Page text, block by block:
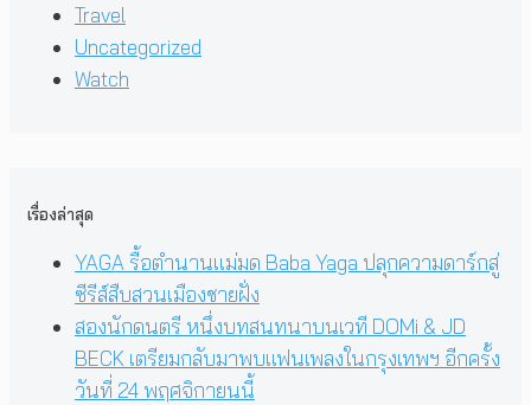
Travel
Uncategorized
Watch
เรื่องล่าสุด
YAGA รื้อตำนานแม่มด Baba Yaga ปลุกความดาร์กสู่
ซีรีส์สืบสวนเมืองชายฝั่ง
สองนักดนตรี หนึ่งบทสนทนาบนเวที DOMi & JD
BECK เตรียมกลับมาพบแฟนเพลงในกรุงเทพฯ อีกครั้ง
วันที่ 24 พฤศจิกายนนี้